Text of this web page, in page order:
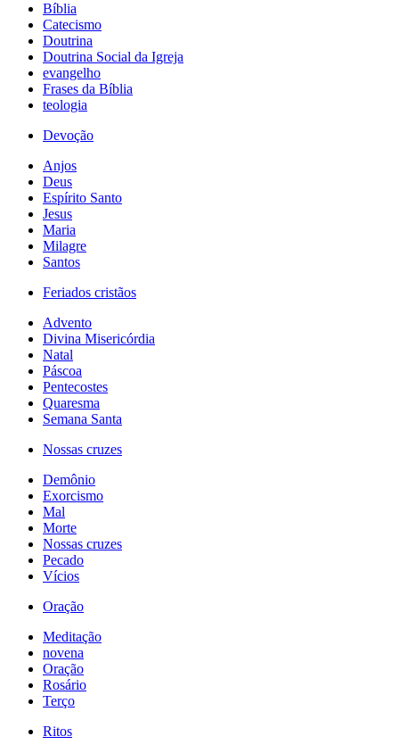
Bíblia
Catecismo
Doutrina
Doutrina Social da Igreja
evangelho
Frases da Bíblia
teologia
Devoção
Anjos
Deus
Espírito Santo
Jesus
Maria
Milagre
Santos
Feriados cristãos
Advento
Divina Misericórdia
Natal
Páscoa
Pentecostes
Quaresma
Semana Santa
Nossas cruzes
Demônio
Exorcismo
Mal
Morte
Nossas cruzes
Pecado
Vícios
Oração
Meditação
novena
Oração
Rosário
Terço
Ritos